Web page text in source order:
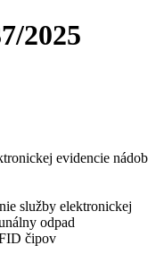
2025
evidencie nádob
služby elektronickej
odpad
čipov